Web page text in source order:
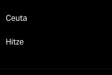
Ceuta
Hitze